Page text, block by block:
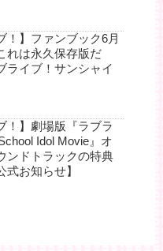
！】ファンブック6月
れは永久保存版だ
ライブ！サンシャイ
！】劇場版『ラブラ
Idol Movie』オ
ンドトラックの特典
式お知らせ】